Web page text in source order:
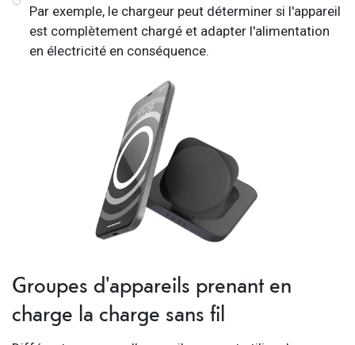
Par exemple, le chargeur peut déterminer si l'appareil
est complètement chargé et adapter l'alimentation
en électricité en conséquence.
Groupes d'appareils prenant en
charge la charge sans fil